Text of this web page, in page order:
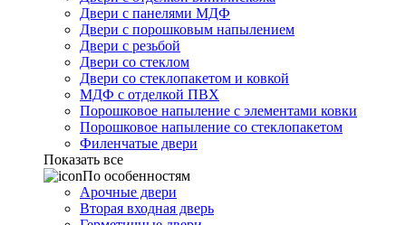
Двери с панелями МДФ
Двери с порошковым напылением
Двери с резьбой
Двери со стеклом
Двери со стеклопакетом и ковкой
МДФ с отделкой ПВХ
Порошковое напыление с элементами ковки
Порошковое напыление со стеклопакетом
Филенчатые двери
Показать все
По особенностям
Арочные двери
Вторая входная дверь